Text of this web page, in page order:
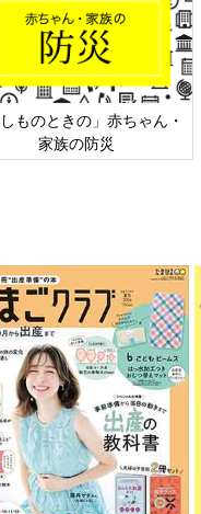
六星占術 細木かおりさん